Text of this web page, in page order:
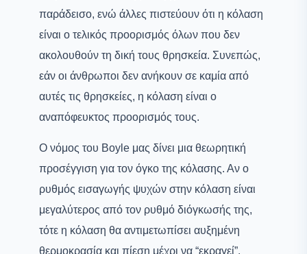
παράδεισο, ενώ άλλες πιστεύουν ότι η κόλαση
είναι ο τελικός προορισμός όλων που δεν
ακολουθούν τη δική τους θρησκεία. Συνεπώς,
εάν οι άνθρωποι δεν ανήκουν σε καμία από
αυτές τις θρησκείες, η κόλαση είναι ο
αναπόφευκτος προορισμός τους.
Ο νόμος του Boyle μας δίνει μια θεωρητική
προσέγγιση για τον όγκο της κόλασης. Αν ο
ρυθμός εισαγωγής ψυχών στην κόλαση είναι
μεγαλύτερος από τον ρυθμό διόγκωσής της,
τότε η κόλαση θα αντιμετωπίσει αυξημένη
θερμοκρασία και πίεση μέχρι να “εκραγεί”.